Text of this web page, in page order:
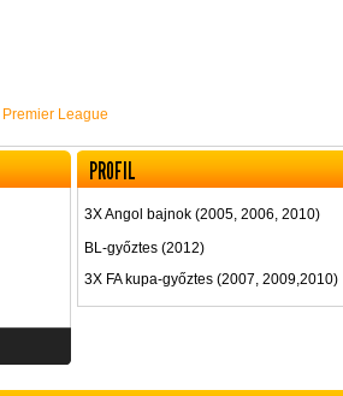
Premier League
PROFIL
3X Angol bajnok (2005, 2006, 2010)
BL-győztes (2012)
3X FA kupa-győztes (2007, 2009,2010)